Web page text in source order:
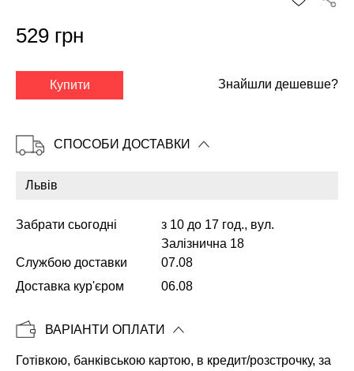
✕
Копіювати
529 грн
Купити Знайшли дешевше?
СПОСОБИ ДОСТАВКИ
Забрати сьогодні
з 10 до 17 год., вул.
Залізнична 18
Службою доставки
07.08
Доставка кур'єром
06.08
ВАРІАНТИ ОПЛАТИ
Готівкою, банківською картою, в кредит/розстрочку, за